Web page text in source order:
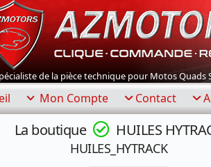
de la pièce technique pour Motos Quads
Mon Compte Contact
La boutique
HUILES
HUILES_HYTRACK